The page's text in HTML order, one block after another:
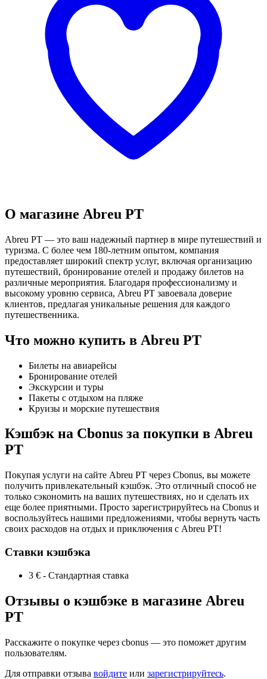
О магазине Abreu PT
Abreu PT — это ваш надежный партнер в мире путешествий и
туризма. С более чем 180-летним опытом, компания
предоставляет широкий спектр услуг, включая организацию
путешествий, бронирование отелей и продажу билетов на
различные мероприятия. Благодаря профессионализму и
высокому уровню сервиса, Abreu PT завоевала доверие
клиентов, предлагая уникальные решения для каждого
путешественника.
Что можно купить в Abreu PT
Билеты на авиарейсы
Бронирование отелей
Экскурсии и туры
Пакеты с отдыхом на пляже
Круизы и морские путешествия
Кэшбэк на Cbonus за покупки в Abreu
PT
Покупая услуги на сайте Abreu PT через Cbonus, вы можете
получить привлекательный кэшбэк. Это отличный способ не
только сэкономить на ваших путешествиях, но и сделать их
еще более приятными. Просто зарегистрируйтесь на Cbonus и
воспользуйтесь нашими предложениями, чтобы вернуть часть
своих расходов на отдых и приключения с Abreu PT!
Ставки кэшбэка
3 € - Стандартная ставка
Отзывы о кэшбэке в магазине Abreu
PT
Расскажите о покупке через cbonus — это поможет другим
пользователям.
Для отправки отзыва войдите или зарегистрируйтесь.